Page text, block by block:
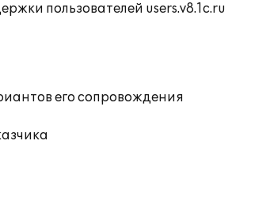
пользователей users.v8.1c.ru
его сопровождения